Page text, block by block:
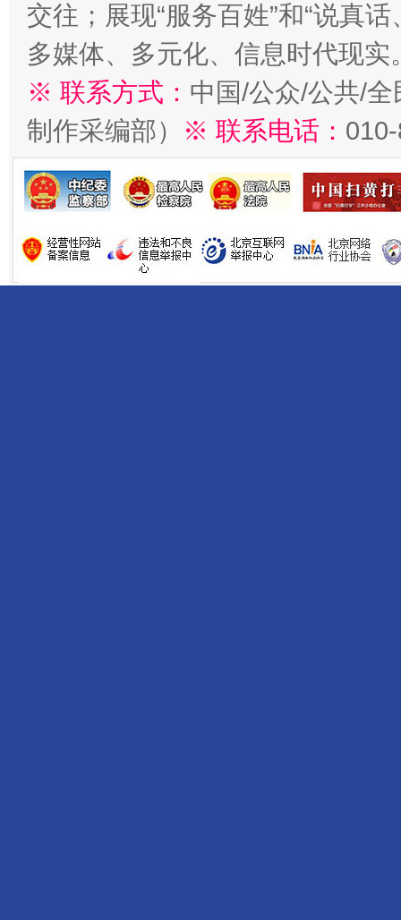
交往；展现“服务百姓”和“说真
多媒体、多元化、信息时代现实
※ 联系方式： 中国/公众/公共/
制作采编部）
※ 联系电话：